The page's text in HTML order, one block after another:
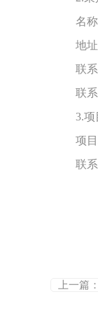
名
地
联
联
3.
项
联
上一篇：